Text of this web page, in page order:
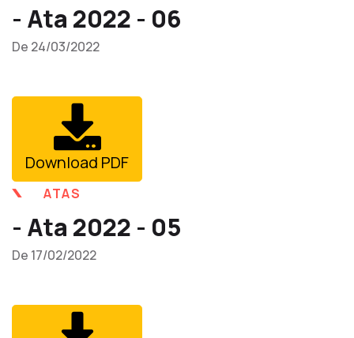
- Ata 2022 - 06
De 24/03/2022
Download PDF
ATAS
- Ata 2022 - 05
De 17/02/2022